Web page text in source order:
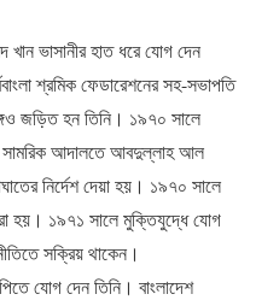
খান ভাসানীর হাত ধরে যোগ দেন
শ্রমিক ফেডারেশনের সহ-সভাপতি
জড়িত হন তিনি। ১৯৭০ সালে
সামরিক আদালতে আবদুল্লাহ আল
নির্দেশ দেয়া হয়। ১৯৭০ সালে
হয়। ১৯৭১ সালে মুক্তিযুদ্ধে যোগ
সক্রিয় থাকেন।
যোগ দেন তিনি। বাংলাদেশ